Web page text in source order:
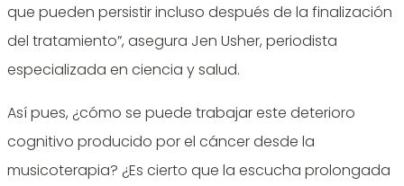
que pueden persistir incluso después de la finalización
del tratamiento”, asegura Jen Usher, periodista
especializada en ciencia y salud.
Así pues, ¿cómo se puede trabajar este deterioro
cognitivo producido por el cáncer desde la
musicoterapia? ¿Es cierto que la escucha prolongada